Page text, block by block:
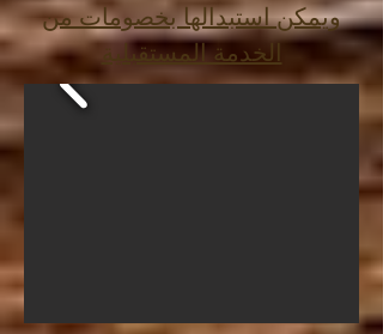
ويمكن استبدالها بخصومات من
الخدمة المستقبلية